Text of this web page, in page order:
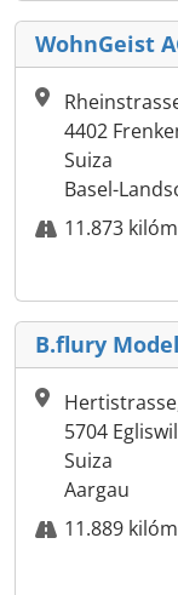
WohnGeist
4402
Suiza
Basel-
11.873
B.flury
5704 Egliswil
Suiza
Aargau
11.889